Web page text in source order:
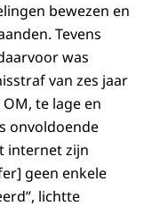
bewezen en
Tevens
was
van zes jaar
te lage en
onvoldoende
internet zijn
geen enkele
lichtte